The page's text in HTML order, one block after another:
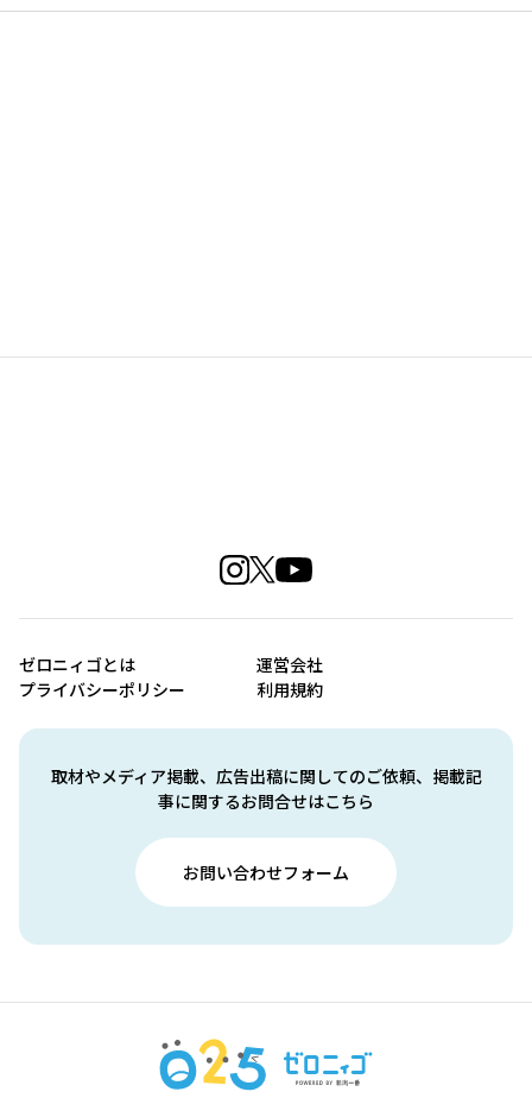
取材やメディア掲載、広告出稿に関してのご依頼、掲載記
事に関するお問合せはこちら
お問い合わせフォーム
ゼロニィゴとは
運営会社
プライバシーポリシー
利用規約